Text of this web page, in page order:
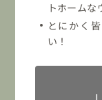
トホームな
とにかく
い！